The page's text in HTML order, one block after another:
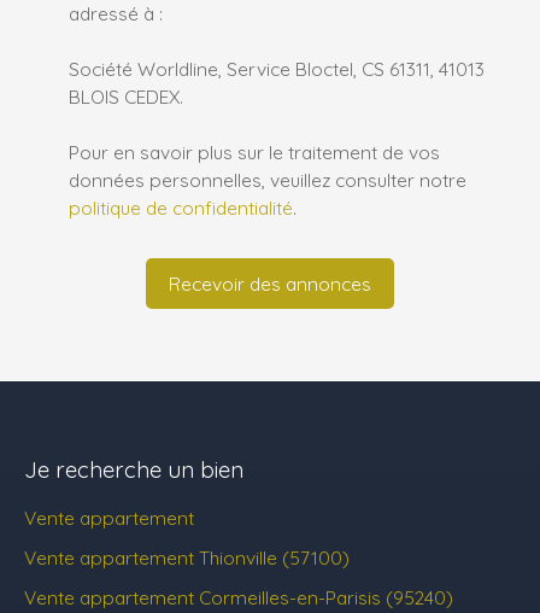
adressé à :
Société Worldline, Service Bloctel, CS 61311, 41013
BLOIS CEDEX.
Pour en savoir plus sur le traitement de vos
données personnelles, veuillez consulter notre
politique de confidentialité.
Recevoir des annonces
Je recherche un bien
Vente appartement
Vente appartement Thionville (57100)
Vente appartement Cormeilles-en-Parisis (95240)